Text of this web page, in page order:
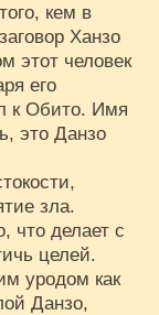
кем в
Ханзо
этот человек
его
к Обито. Имя
это Данзо
зла.
что делает с
целей.
уродом как
Данзо,